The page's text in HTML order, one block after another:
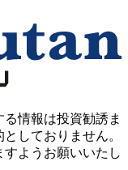
情報は投資勧誘ま
しておりません。
ようお願いいたし